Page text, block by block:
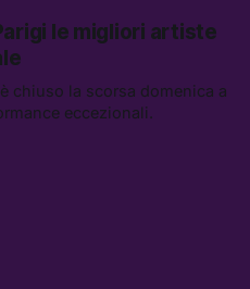
le migliori artiste
chiuso la scorsa domenica a
eccezionali.